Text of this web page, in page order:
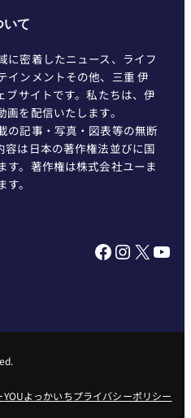
いて
に密着したニュース、ライフ
インメントその他、三重 伊
サイトです。私たちは、伊
を配信いたします。
の記事・写真・図表等の無断
容は日本の著作権法並びに国
す。著作権は株式会社ユーま
。
Facebook InstagramX YouTube
YOUよっかいちプライバシーポリシー